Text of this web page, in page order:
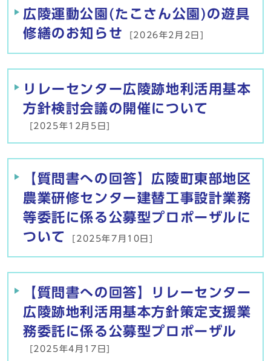
広陵運動公園(たこさん公園)の遊具
修繕のお知らせ
[2026年2月2日]
リレーセンター広陵跡地利活用基本
方針検討会議の開催について
[2025年12月5日]
【質問書への回答】広陵町東部地区
農業研修センター建替工事設計業務
等委託に係る公募型プロポーザルに
ついて
[2025年7月10日]
【質問書への回答】リレーセンター
広陵跡地利活用基本方針策定支援業
務委託に係る公募型プロポーザル
[2025年4月17日]